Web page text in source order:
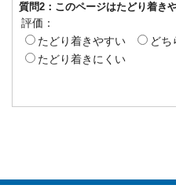
質問2：このページはたどり着き
評価：
たどり着きやすい
どち
たどり着きにくい